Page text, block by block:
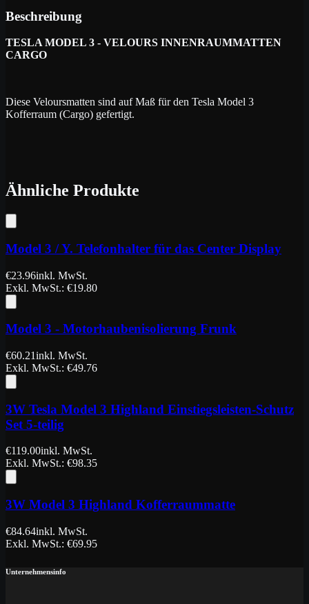
Beschreibung
TESLA MODEL 3 - VELOURS INNENRAUMMATTEN
CARGO
Diese Veloursmatten sind auf Maß für den Tesla Model 3
Kofferraum (Cargo) gefertigt.
Ähnliche Produkte
Model 3 / Y. Telefonhalter für das Center Display
€23.96inkl. MwSt.
Exkl. MwSt.: €19.80
Model 3 - Motorhaubenisolierung Frunk
€60.21inkl. MwSt.
Exkl. MwSt.: €49.76
3W Tesla Model 3 Highland Einstiegsleisten-Schutz
Set 5-teilig
€119.00inkl. MwSt.
Exkl. MwSt.: €98.35
3W Model 3 Highland Kofferraummatte
€84.64inkl. MwSt.
Exkl. MwSt.: €69.95
Unternehmensinfo